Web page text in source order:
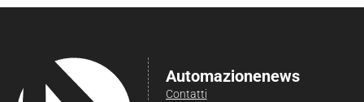
Automazionenews
Contatti